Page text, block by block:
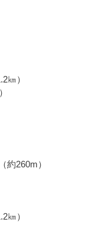
㎞）
約260m）
㎞）